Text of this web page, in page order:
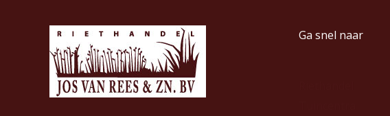
Ga snel naar